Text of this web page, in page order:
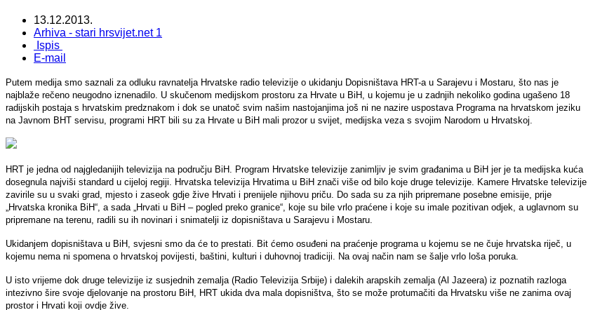
13.12.2013.
Arhiva - stari hrsvijet.net 1
Ispis
E-mail
Putem medija smo saznali za odluku ravnatelja Hrvatske radio televizije o ukidanju Dopisništava HRT-a u Sarajevu i Mostaru, što nas je
najblaže rečeno neugodno iznenadilo. U skučenom medijskom prostoru za Hrvate u BiH, u kojemu je u zadnjih nekoliko godina ugašeno 18
radijskih postaja s hrvatskim predznakom i dok se unatoč svim našim nastojanjima još ni ne nazire uspostava Programa na hrvatskom jeziku
na Javnom BHT servisu, programi HRT bili su za Hrvate u BiH mali prozor u svijet, medijska veza s svojim Narodom u Hrvatskoj.
HRT je jedna od najgledanijih televizija na području BiH. Program Hrvatske televizije zanimljiv je svim građanima u BiH jer je ta medijska kuća
dosegnula najviši standard u cijeloj regiji. Hrvatska televizija Hrvatima u BiH znači više od bilo koje druge televizije. Kamere Hrvatske televizije
zavirile su u svaki grad, mjesto i zaseok gdje žive Hrvati i prenijele njihovu priču. Do sada su za njih pripremane posebne emisije, prije
„Hrvatska kronika BiH“, a sada „Hrvati u BiH – pogled preko granice“, koje su bile vrlo praćene i koje su imale pozitivan odjek, a uglavnom su
pripremane na terenu, radili su ih novinari i snimatelji iz dopisništava u Sarajevu i Mostaru.
Ukidanjem dopisništava u BiH, svjesni smo da će to prestati. Bit ćemo osuđeni na praćenje programa u kojemu se ne čuje hrvatska riječ, u
kojemu nema ni spomena o hrvatskoj povijesti, baštini, kulturi i duhovnoj tradiciji. Na ovaj način nam se šalje vrlo loša poruka.
U isto vrijeme dok druge televizije iz susjednih zemalja (Radio Televizija Srbije) i dalekih arapskih zemalja (Al Jazeera) iz poznatih razloga
intezivno šire svoje djelovanje na prostoru BiH, HRT ukida dva mala dopisništva, što se može protumačiti da Hrvatsku više ne zanima ovaj
prostor i Hrvati koji ovdje žive.